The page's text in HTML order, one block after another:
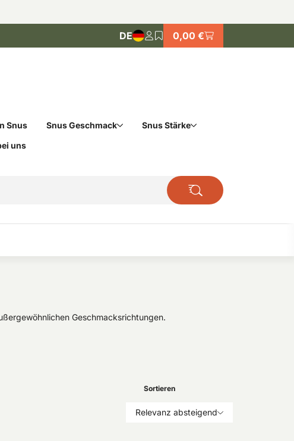
DE 0,00 €
Snus Snus Geschmack
Snus Stärke
uns
Geschmacksrichtungen.
Sortieren
Relevanz absteigend